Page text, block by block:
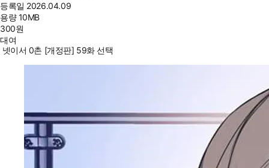
등록일 2026.04.09
용량10MB
300원
대여
넷이서 0촌 [개정판] 59화 선택